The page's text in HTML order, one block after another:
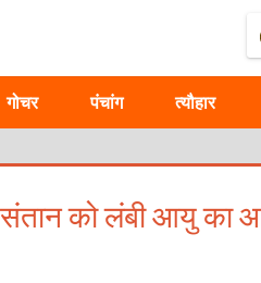
गोचर पंचांग त्यौहार
को लंबी आयु का